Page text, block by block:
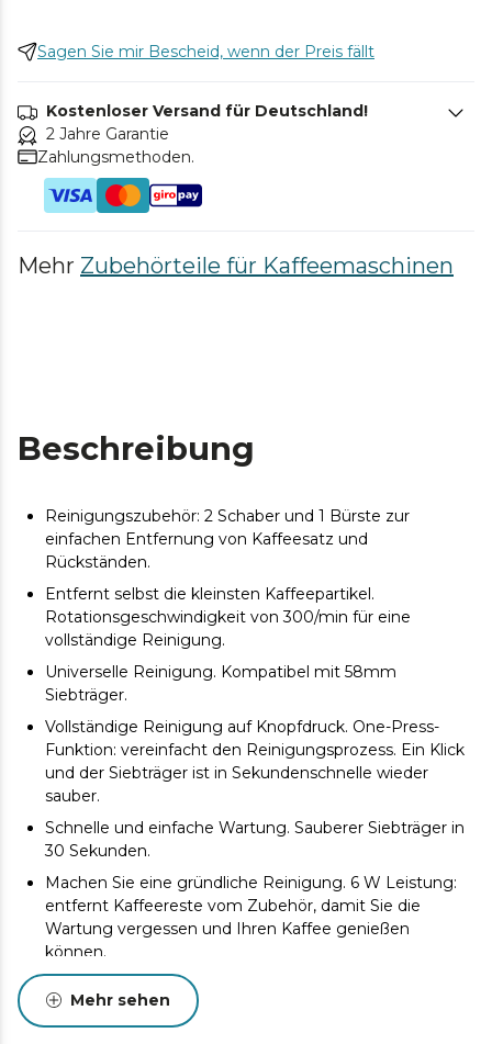
Sagen Sie mir Bescheid, wenn der Preis fällt
Kostenloser Versand für Deutschland!
2 Jahre Garantie
Zahlungsmethoden.
Mehr Zubehörteile für Kaffeemaschinen
Beschreibung
Reinigungszubehör: 2 Schaber und 1 Bürste zur
einfachen Entfernung von Kaffeesatz und
Rückständen.
Entfernt selbst die kleinsten Kaffeepartikel.
Rotationsgeschwindigkeit von 300/min für eine
vollständige Reinigung.
Universelle Reinigung. Kompatibel mit 58mm
Siebträger.
Vollständige Reinigung auf Knopfdruck. One-Press-
Funktion: vereinfacht den Reinigungsprozess. Ein Klick
und der Siebträger ist in Sekundenschnelle wieder
sauber.
Schnelle und einfache Wartung. Sauberer Siebträger in
30 Sekunden.
Machen Sie eine gründliche Reinigung. 6 W Leistung:
entfernt Kaffeereste vom Zubehör, damit Sie die
Wartung vergessen und Ihren Kaffee genießen
können.
Elegant und robust. Das hochwertige Gehäuse aus
Edelstahl garantiert nicht nur eine außergewöhnliche
Langlebigkeit und eine mühelose Reinigung, sondern
Mehr sehen